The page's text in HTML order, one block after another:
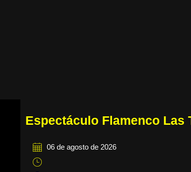
Espectáculo Flamenco Las
06 de agosto de 2026